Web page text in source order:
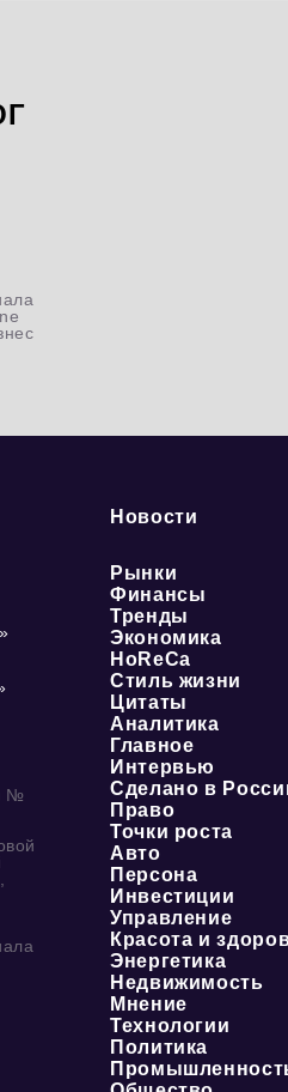
№
Новости
Рынки
Финансы
Тренды
Экономика
HoReCa
Стиль жизни
Цитаты
Аналитика
Главное
Интервью
Сделано в
Право
Точки роста
Авто
Персона
Инвестиции
Управление
Красота и
Энергетика
Недвижимость
Мнение
Технологии
Политика